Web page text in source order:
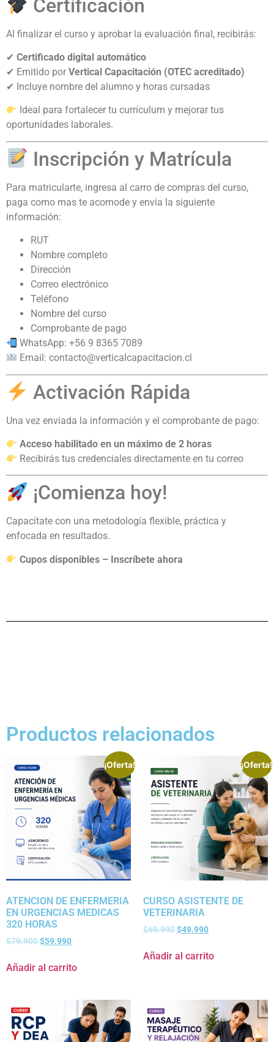
Certificación
Al finalizar el curso y aprobar la evaluación final, recibirás:
✔ Certificado digital automático
✔ Emitido por Vertical Capacitación (OTEC acreditado)
✔ Incluye nombre del alumno y horas cursadas
Ideal para fortalecer tu currículum y mejorar tus
oportunidades laborales.
Inscripción y Matrícula
Para matricularte, ingresa al carro de compras del curso,
paga como mas te acomode y envía la siguiente
información:
RUT
Nombre completo
Dirección
Correo electrónico
Teléfono
Nombre del curso
Comprobante de pago
WhatsApp: +56 9 8365 7089
Email:contacto@verticalcapacitacion.cl
Activación Rápida
Una vez enviada la información y el comprobante de pago:
Acceso habilitado en un máximo de 2 horas
Recibirás tus credenciales directamente en tu correo
¡Comienza hoy!
Capacítate con una metodología flexible, práctica y
enfocada en resultados.
Cupos disponibles – Inscríbete ahora
Productos relacionados
¡Oferta!
ATENCION DE ENFERMERIA
EN URGENCIAS MEDICAS
320 HORAS
$79.900$59.990
Añadir al carrito
¡Oferta!
CURSO ASISTENTE DE
VETERINARIA
$69.990$49.990
Añadir al carrito